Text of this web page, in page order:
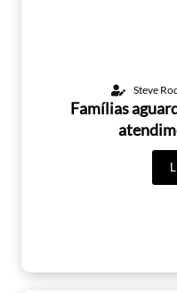
Steve
Famílias